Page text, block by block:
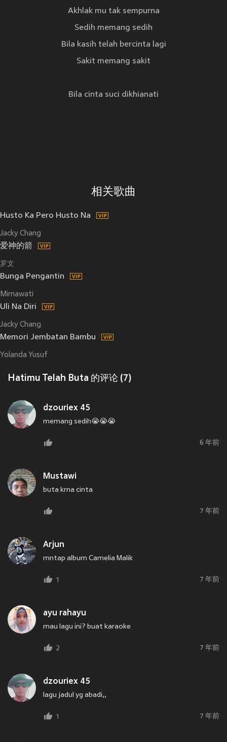
Akhlak mu tak sempurna
Sedih memang sedih
Bila kasih telah bercinta lagi
Sakit memang sakit
Bila cinta suci dikhianati
相关歌曲
Husto Ka Pero Husto Na
Jacky Chang
爱神的箭
罗文
Bunga Pengantin
Mirnawati
Uli Na Diri
Jacky Chang
Memori Jembatan Bambu
Yolanda Yusuf
Hatimu Telah Buta 的评论 (7)
dzouriex 45
memang sedih😭😭😭
6 年前
Mustawi
buta krna cinta
7 年前
Arjun
mntap album Camelia Malik
1 7 年前
ayu rahayu
mau lagu ini? buat karaoke
2 7 年前
dzouriex 45
lagu jadul yg abadi,,
1 7 年前